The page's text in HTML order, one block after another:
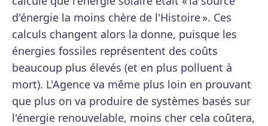
d'énergie la moins chère de l'Histoire ». Ces
calculs changent alors la donne, puisque les
énergies fossiles représentent des coûts
beaucoup plus élevés (et en plus polluent à
mort). L'Agence va même plus loin en prouvant
que plus on va produire de systèmes basés sur
l'énergie renouvelable, moins cher cela coûtera,